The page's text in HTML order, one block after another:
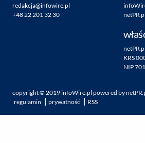
redakcja@infowire.pl
+48 22 201 32 30
netPR.pl
KRS
NIP
copyright ©2019infoWire.pl powered by
regulamin
prywatność RSS